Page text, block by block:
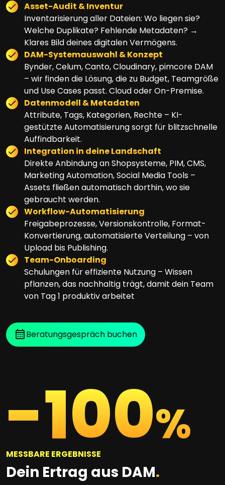
Asset-Audit & Inventur
Inventarisierung aller Dateien: Wo liegen sie?
Welche Duplikate? Fehlende Metadaten? →
Klares Bild deines digitalen Vermögens.
DAM-Systemauswahl & Konzept
Bynder, Celum, Canto, Cloudinary, pimcore DAM
– wir finden die Lösung, die zu Budget, Teamgröße
und Use Cases passt. Cloud oder On-Premise.
Datenmodell & Metadaten
Attribute, Tags, Kategorien, Rechte – KI-
gestützte Automatisierung sorgt für blitzschnelle
Auffindbarkeit.
Integration in deine Landschaft
Direkte Anbindung an Shopsysteme, PIM, CMS,
Marketing Automation, Social Media Tools –
Assets fließen automatisch dorthin, wo sie
gebraucht werden.
Workflow-Automatisierung
Freigabeprozesse, Versionskontrolle, Format-
Konvertierung, automatisierte Verteilung – von
Upload bis Publishing.
Team-Onboarding
Schulungen für effiziente Nutzung – Wissen
pflanzen, das nachhaltig trägt, damit dein Team
von Tag 1 produktiv arbeitet
Beratungsgespräch buchen
-100%
MESSBARE ERGEBNISSE
Dein Ertrag aus DAM.